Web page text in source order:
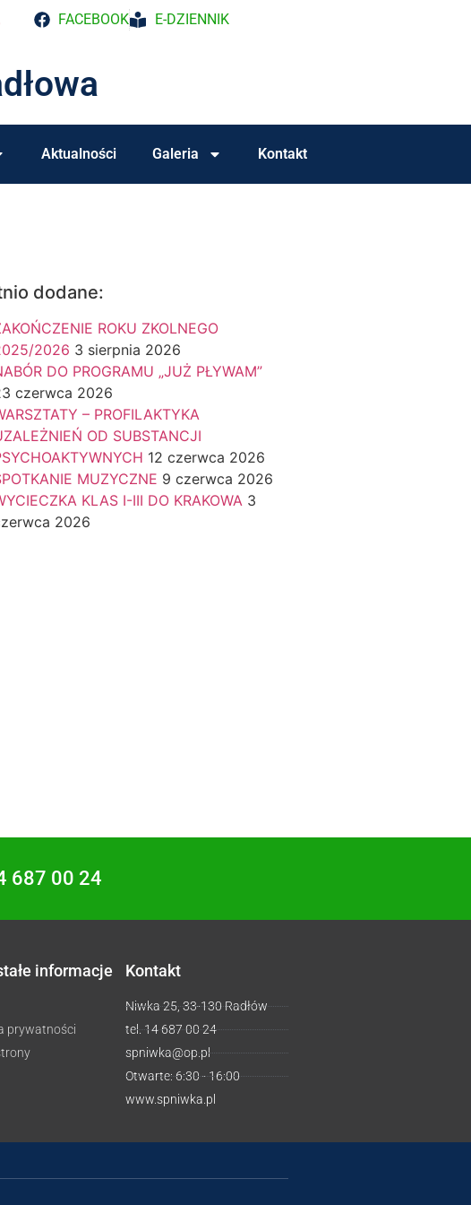
FACEBOOK E-DZIENNIK
Aktualności Galeria Kontakt
dodane:
ROKU ZKOLNEGO
2026 3 sierpnia 2026
DO PROGRAMU „JUŻ PŁYWAM”
czerwca 2026
– PROFILAKTYKA
OD SUBSTANCJI
12 czerwca 2026
MUZYCZNE 9 czerwca 2026
KLAS I-III DO KRAKOWA 3
2026
687 00 24
informacje
prywatności
Kontakt
Niwka 25, 33-130 Radłów
tel. 14 687 00 24
spniwka@op.pl
Otwarte: 6:30 - 16:00
www.spniwka.pl